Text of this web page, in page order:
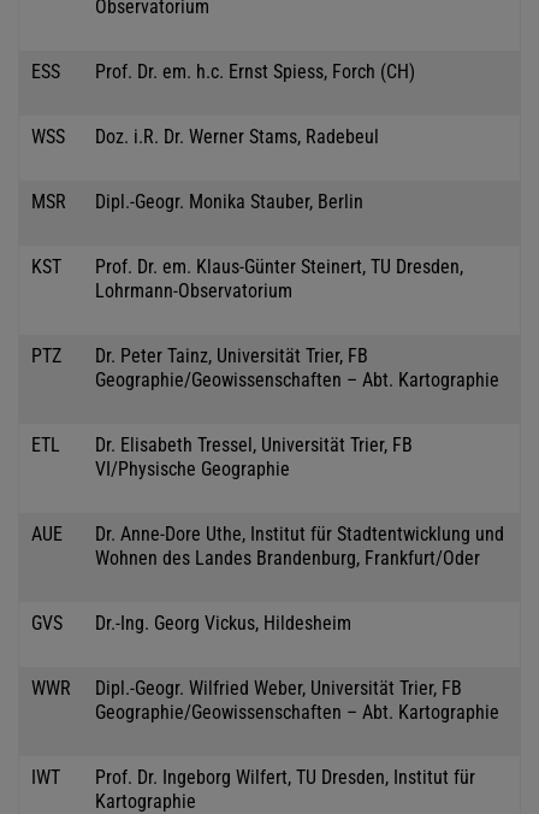
Observatorium
ESS Prof. Dr. em. h.c. Ernst Spiess, Forch (CH)
WSS Doz. i.R. Dr. Werner Stams, Radebeul
MSR Dipl.-Geogr. Monika Stauber, Berlin
KST
Prof. Dr. em. Klaus-Günter Steinert, TU Dresden,
Lohrmann-Observatorium
PTZ
Dr. Peter Tainz, Universität Trier, FB
Geographie/Geowissenschaften – Abt. Kartographie
ETL
Dr. Elisabeth Tressel, Universität Trier, FB
VI/Physische Geographie
AUE
Dr. Anne-Dore Uthe, Institut für Stadtentwicklung und
Wohnen des Landes Brandenburg, Frankfurt/Oder
GVS Dr.-Ing. Georg Vickus, Hildesheim
WWR
Dipl.-Geogr. Wilfried Weber, Universität Trier, FB
Geographie/Geowissenschaften – Abt. Kartographie
IWT
Prof. Dr. Ingeborg Wilfert, TU Dresden, Institut für
Kartographie